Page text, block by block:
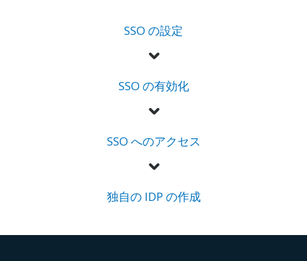
SSO の設定
SSO の有効化
SSO へのアクセス
独自の IDP の作成